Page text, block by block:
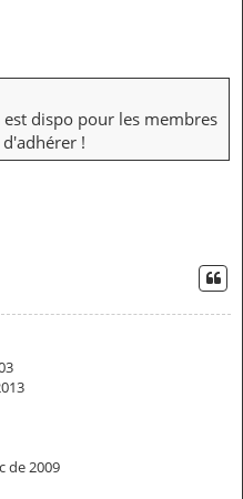
dispo pour les membres
!
de 2009